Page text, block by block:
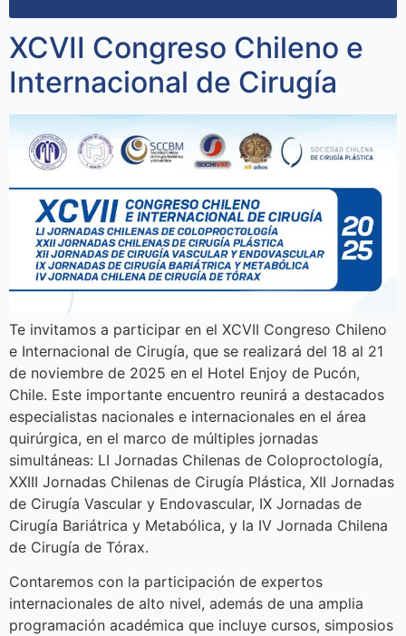
XCVII Congreso Chileno e
Internacional de Cirugía
Te invitamos a participar en el XCVII Congreso Chileno
e Internacional de Cirugía, que se realizará del 18 al 21
de noviembre de 2025 en el Hotel Enjoy de Pucón,
Chile. Este importante encuentro reunirá a destacados
especialistas nacionales e internacionales en el área
quirúrgica, en el marco de múltiples jornadas
simultáneas: LI Jornadas Chilenas de Coloproctología,
XXIII Jornadas Chilenas de Cirugía Plástica, XII Jornadas
de Cirugía Vascular y Endovascular, IX Jornadas de
Cirugía Bariátrica y Metabólica, y la IV Jornada Chilena
de Cirugía de Tórax.
Contaremos con la participación de expertos
internacionales de alto nivel, además de una amplia
programación académica que incluye cursos, simposios